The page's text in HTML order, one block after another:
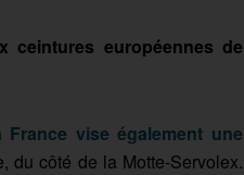
ceintures européennes de
France vise également une
du côté de la Motte-Servolex.